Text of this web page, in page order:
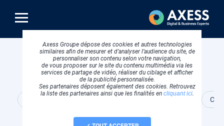
contenu
principal
Webinars
Axess Groupe dépose des cookies et autres technologies
similaires afin de mesurer et d’analyser l’audience du site, de
personnaliser son contenu selon votre navigation,
de vous proposer sur le site du contenu multimédia via les
services de partage de vidéo, réaliser du ciblage et afficher
de la publicité personnalisée.
Ses partenaires déposent également des cookies. Retrouvez
la liste des partenaires ainsi que les finalités en cliquant ici.